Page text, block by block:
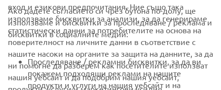
CORPORATE
FOR BUSINESS
MORE YAMAHA
вход и езикови предпочитания. Ние също така
използваме бисквитки за анализи, за да генерираме
статистически данни за потребителите на основа на
поверителност на личните данни в съответствие с
нашите насоки на органите за защита на данните, за да
ни помогне да разберем как посетителите използват
нашия уебсайт и да подобрим нашия уебсайт,
Ако дадете съгласието си чрез бутона по-долу, ще
използваме и бисквитки за проследяване / реклама и
бисквитки в социалните медии:
Проследяване / рекламни бисквитки, за да ви
покажем подходящи реклами на нашите
продукти и услуги на нашия уебсайт и на